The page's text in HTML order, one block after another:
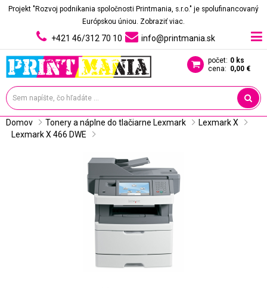
Projekt "Rozvoj podnikania spoločnosti Printmania, s.r.o." je spolufinancovaný
Európskou úniou. Zobraziť viac.
+421 46/312 70 10 info@printmania.sk
počet: 0 ks
cena: 0,00 €
Domov Tonery a náplne do tlačiarne Lexmark
Lexmark X
Lexmark X 466 DWE